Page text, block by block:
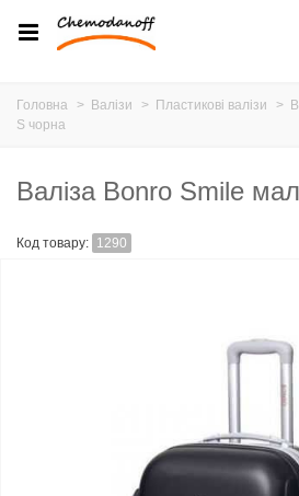
Головна > Валізи > Пластикові валізи >
S чорна
Валіза Bonro Smile
Код товару: 1290